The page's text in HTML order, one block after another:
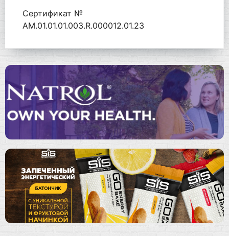
Сертификат №
AM.01.01.01.003.R.000012.01.23